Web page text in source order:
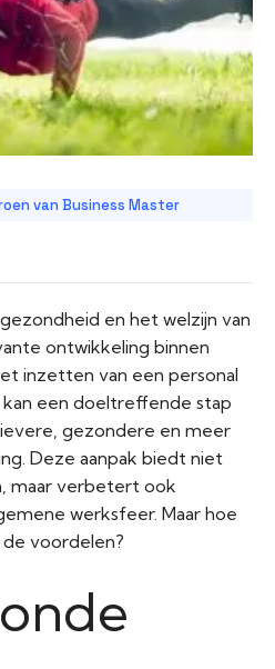
van Business Master
en het welzijn van
ontwikkeling binnen
inzetten van een personal
een doeltreffende stap
gezondere en meer
Deze aanpak biedt niet
maar verbetert ook
werksfeer. Maar hoe
de voordelen?